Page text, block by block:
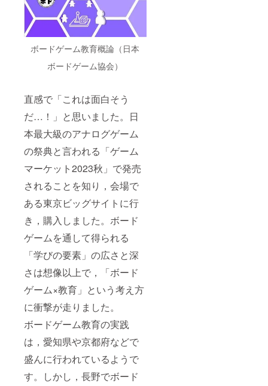
ボードゲーム教育概論（日本
ボードゲーム協会）
直感で「これは面白そう
だ…！」と思いました。日
本最大級のアナログゲーム
の祭典と言われる「ゲーム
マーケット2023秋」で発売
されることを知り，会場で
ある東京ビッグサイトに行
き，購入しました。ボード
ゲームを通して得られる
「学びの要素」の広さと深
さは想像以上で，「ボード
ゲーム×教育」という考え方
に衝撃が走りました。
ボードゲーム教育の実践
は，愛知県や京都府などで
盛んに行われているようで
す。しかし，長野でボード